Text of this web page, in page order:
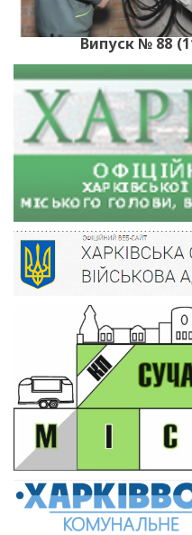
Випуск № 88